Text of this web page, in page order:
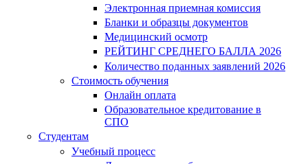
Электронная приемная комиссия
Бланки и образцы документов
Медицинский осмотр
РЕЙТИНГ СРЕДНЕГО БАЛЛА 2026
Количество поданных заявлений 2026
Стоимость обучения
Онлайн оплата
Образовательное кредитование в
СПО
Студентам
Учебный процесс